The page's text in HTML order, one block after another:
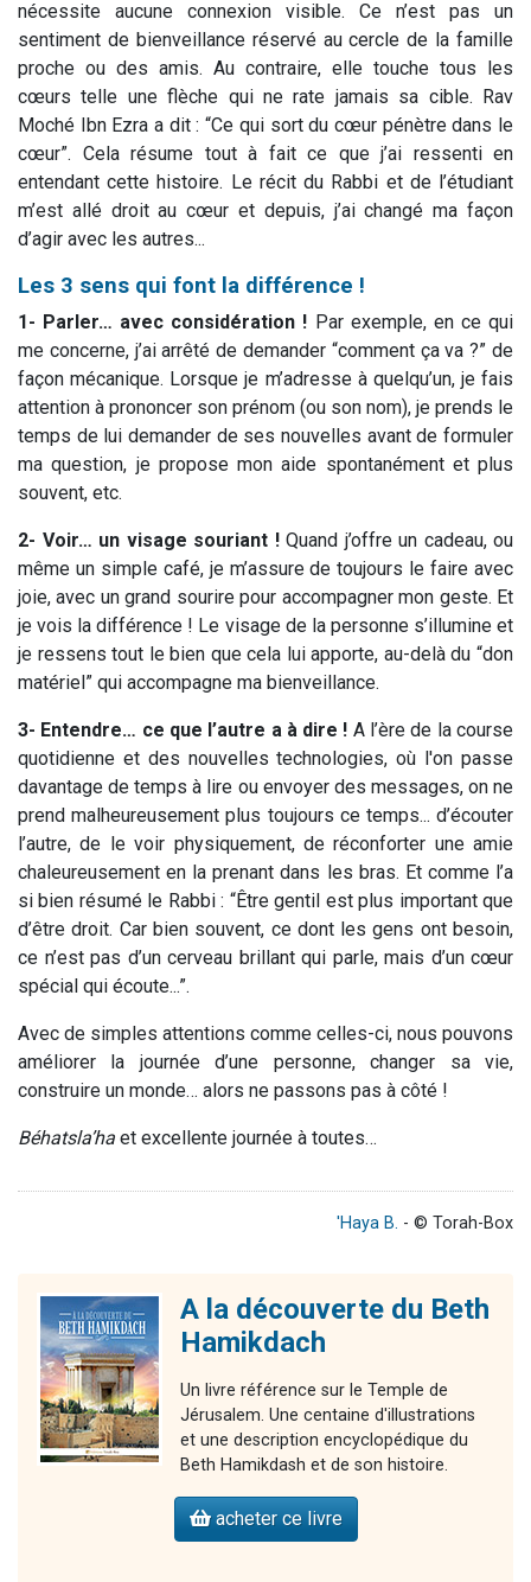
nécessite aucune connexion visible. Ce n’est pas un
sentiment de bienveillance réservé au cercle de la famille
proche ou des amis. Au contraire, elle touche tous les
cœurs telle une flèche qui ne rate jamais sa cible. Rav
Moché Ibn Ezra a dit : “Ce qui sort du cœur pénètre dans le
cœur”. Cela résume tout à fait ce que j’ai ressenti en
entendant cette histoire. Le récit du Rabbi et de l’étudiant
m’est allé droit au cœur et depuis, j’ai changé ma façon
d’agir avec les autres...
Les 3 sens qui font la différence !
1- Parler… avec considération ! Par exemple, en ce qui
me concerne, j’ai arrêté de demander “comment ça va ?” de
façon mécanique. Lorsque je m’adresse à quelqu’un, je fais
attention à prononcer son prénom (ou son nom), je prends le
temps de lui demander de ses nouvelles avant de formuler
ma question, je propose mon aide spontanément et plus
souvent, etc.
2- Voir… un visage souriant ! Quand j’offre un cadeau, ou
même un simple café, je m’assure de toujours le faire avec
joie, avec un grand sourire pour accompagner mon geste. Et
je vois la différence ! Le visage de la personne s’illumine et
je ressens tout le bien que cela lui apporte, au-delà du “don
matériel” qui accompagne ma bienveillance.
3- Entendre… ce que l’autre a à dire ! A l’ère de la course
quotidienne et des nouvelles technologies, où l'on passe
davantage de temps à lire ou envoyer des messages, on ne
prend malheureusement plus toujours ce temps... d’écouter
l’autre, de le voir physiquement, de réconforter une amie
chaleureusement en la prenant dans les bras. Et comme l’a
si bien résumé le Rabbi : “Être gentil est plus important que
d’être droit. Car bien souvent, ce dont les gens ont besoin,
ce n’est pas d’un cerveau brillant qui parle, mais d’un cœur
spécial qui écoute...”.
Avec de simples attentions comme celles-ci, nous pouvons
améliorer la journée d’une personne, changer sa vie,
construire un monde… alors ne passons pas à côté !
Béhatsla’ha et excellente journée à toutes…
'Haya B. - © Torah-Box
A la découverte du Beth
Hamikdach
Un livre référence sur le Temple de
Jérusalem. Une centaine d'illustrations
et une description encyclopédique du
Beth Hamikdash et de son histoire.
acheter ce livre